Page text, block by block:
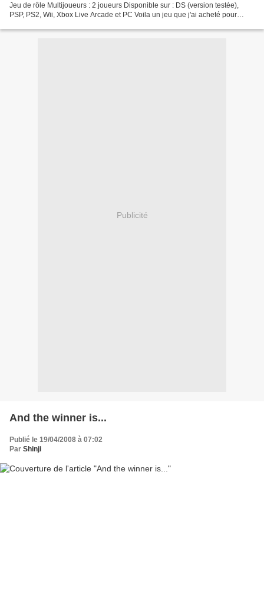
Jeu de rôle Multijoueurs : 2 joueurs Disponible sur : DS (version testée),
PSP, PS2, Wii, Xbox Live Arcade et PC Voila un jeu que j'ai acheté pour
Publicité
And the winner is...
Publié le 19/04/2008 à 07:02
Par Shinji